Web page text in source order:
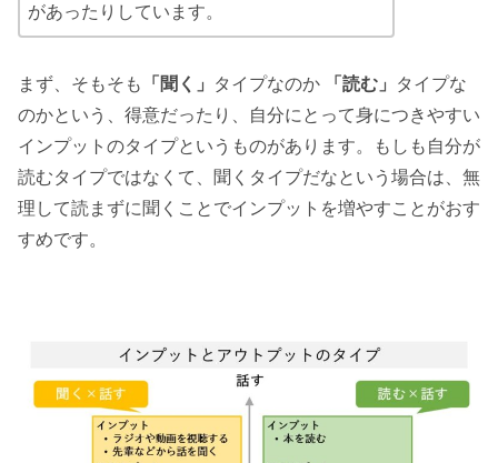
があったりしています。
まず、そもそも 「聞く」 タイプなのか 「読む」
タイプな
のかという、得意だったり、自分にとって身につきやすい
インプットのタイプというものがあります。もしも自分が
読むタイプではなくて、聞くタイプだなという場合は、無
理して読まずに聞くことでインプットを増やすことがおす
すめです。